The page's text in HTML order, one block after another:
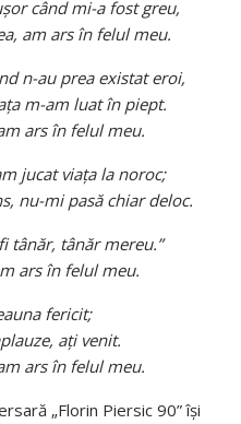
când mi-a fost greu,
am ars în felul meu.
n-au prea existat eroi,
m-am luat în piept.
ars în felul meu.
jucat viața la noroc;
nu-mi pasă chiar deloc.
tânăr, tânăr mereu.”
ars în felul meu.
fericit;
ați venit.
ars în felul meu.
„Florin Piersic 90” își